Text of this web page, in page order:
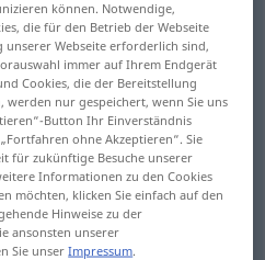
anklicken/antippen)
plus tard
céder, accéder
können. Notwendige,
die für den Betrieb der Webseite
Webseite erforderlich sind,
immer auf Ihrem Endgerät
Cookies, die der Bereitstellung
nur gespeichert, wenn Sie uns
Button Ihr Einverständnis
ohne Akzeptieren“. Sie
für zukünftige Besuche unserer
Informationen zu den Cookies
möchten, klicken Sie einfach auf den
Hinweise zu der
ansonsten unserer
Sie unserImpressum.